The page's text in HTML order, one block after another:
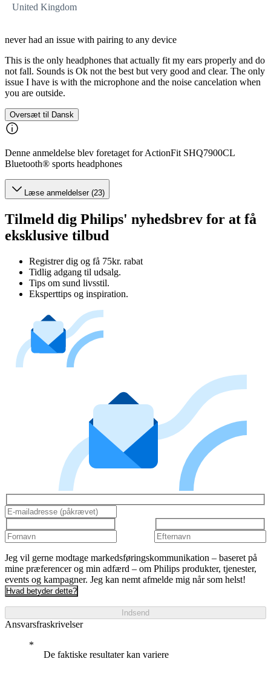
United Kingdom
never had an issue with pairing to any device
This is the only headphones that actually fit my ears properly and do
not fall. Sounds is Ok not the best but very good and clear. The only
issue I have is with the microphone and the noise cancelation when
you are outside.
Oversæt til Dansk
Denne anmeldelse blev foretaget for ActionFit SHQ7900CL
Bluetooth® sports headphones
Læse anmeldelser (23)
Tilmeld dig Philips' nyhedsbrev for at få
eksklusive tilbud
Registrer dig og få 75kr. rabat
Tidlig adgang til udsalg.
Tips om sund livsstil.
Eksperttips og inspiration.
Jeg vil gerne modtage markedsføringskommunikation – baseret på
mine præferencer og min adfærd – om Philips produkter, tjenester,
events og kampagner. Jeg kan nemt afmelde mig når som helst!
Hvad betyder dette?
Indsend
Ansvarsfraskrivelser
De faktiske resultater kan variere